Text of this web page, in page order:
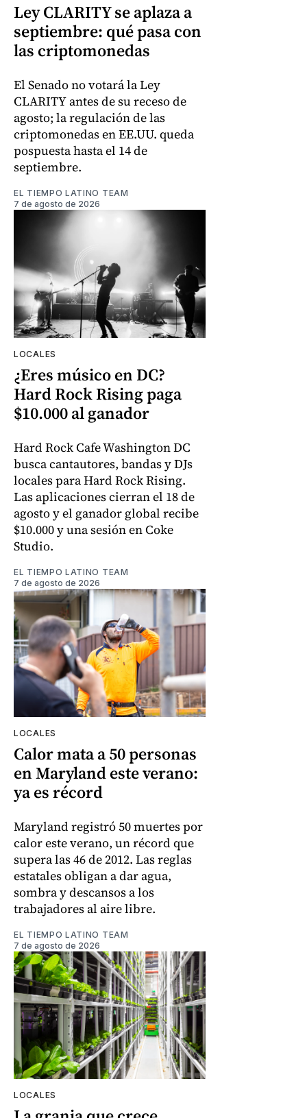
Ley CLARITY se aplaza a
septiembre: qué pasa con
las criptomonedas
El Senado no votará la Ley
CLARITY antes de su receso de
agosto; la regulación de las
criptomonedas en EE.UU. queda
pospuesta hasta el 14 de
septiembre.
EL TIEMPO LATINO TEAM
7 de agosto de 2026
LOCALES
¿Eres músico en DC?
Hard Rock Rising paga
$10.000 al ganador
Hard Rock Cafe Washington DC
busca cantautores, bandas y DJs
locales para Hard Rock Rising.
Las aplicaciones cierran el 18 de
agosto y el ganador global recibe
$10.000 y una sesión en Coke
Studio.
EL TIEMPO LATINO TEAM
7 de agosto de 2026
LOCALES
Calor mata a 50 personas
en Maryland este verano:
ya es récord
Maryland registró 50 muertes por
calor este verano, un récord que
supera las 46 de 2012. Las reglas
estatales obligan a dar agua,
sombra y descansos a los
trabajadores al aire libre.
EL TIEMPO LATINO TEAM
7 de agosto de 2026
LOCALES